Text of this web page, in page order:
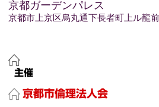
京都ガーデンパレス
京都市上京区烏丸通下長者町上ル龍
主催
京都市倫理法人会